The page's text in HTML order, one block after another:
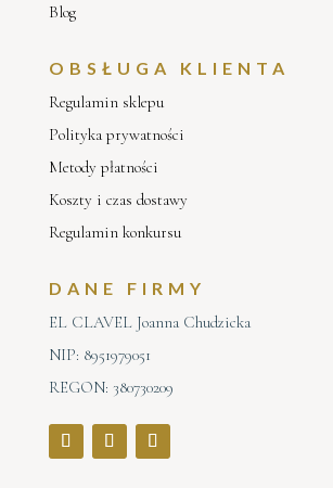
Blog
OBSŁUGA KLIENTA
Regulamin sklepu
Polityka prywatności
Metody płatności
Koszty i czas dostawy
Regulamin konkursu
DANE FIRMY
EL CLAVEL Joanna Chudzicka
NIP: 8951979051
REGON: 380730209